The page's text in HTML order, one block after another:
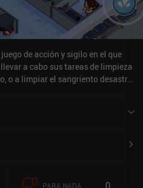
de acción y sigilo en el que
a cabo sus tareas de limpieza
o a limpiar el sangriento desastre
de horas extra no remuneradas,
cadáveres y eliminar pruebas de
PARA NADA 0